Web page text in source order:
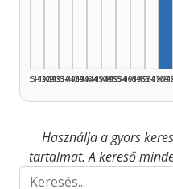
1925–1929
1930–1934
1935–1939
1940–1944
1945–1949
1950–1954
1955–1959
1960–1964
1965–1969
Használja a gyors
tartalmat. A kereső